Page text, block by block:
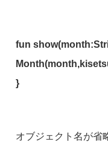
fun
}
オブジェクト名が省